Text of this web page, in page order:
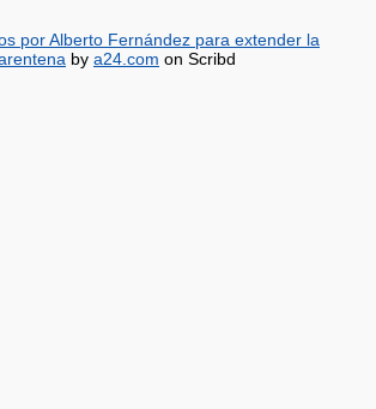
por Alberto Fernández para extender la
by a24.com on Scribd